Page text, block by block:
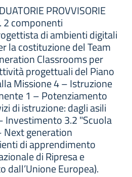
PROVVISORIE
2 componenti
di ambienti digitali
la costituzione del Team
Classrooms per
progettuali del Piano
Missione 4 – Istruzione
1 – Potenziamento
di istruzione: dagli asili
Investimento 3.2 "Scuola
generation
di apprendimento
di Ripresa e
dall’Unione Europea).